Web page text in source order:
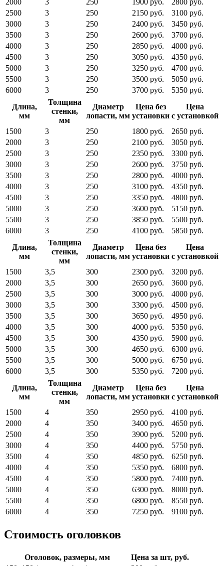
2500
3 250 2150 руб.
3100 руб.
3000
3 250 2400 руб.
3450 руб.
3500
3 250 2600 руб.
3700 руб.
4000
3 250 2850 руб.
4000 руб.
4500
3 250 3050 руб.
4350 руб.
5000
3 250 3250 руб.
4700 руб.
5500
3 250 3500 руб.
5050 руб.
6000
3 250 3700 руб.
5350 руб.
Длина,
мм
Толщина
стенки,
мм
Диаметр
лопасти, мм
Цена без
установки
Цена
с установкой
1500
3 250 1800 руб.
2650 руб.
2000
3 250 2100 руб.
3050 руб.
2500
3 250 2350 руб.
3300 руб.
3000
3 250 2600 руб.
3750 руб.
3500
3 250 2800 руб.
4000 руб.
4000
3 250 3100 руб.
4350 руб.
4500
3 250 3350 руб.
4800 руб.
5000
3 250 3600 руб.
5150 руб.
5500
3 250 3850 руб.
5500 руб.
6000
3 250 4100 руб.
5850 руб.
Длина,
мм
Толщина
стенки,
мм
Диаметр
лопасти, мм
Цена без
установки
Цена
с установкой
1500
3,5 300 2300 руб.
3200 руб.
2000
3,5 300 2650 руб.
3600 руб.
2500
3,5 300 3000 руб.
4000 руб.
3000
3,5 300 3300 руб.
4500 руб.
3500
3,5 300 3650 руб.
4950 руб.
4000
3,5 300 4000 руб.
5350 руб.
4500
3,5 300 4350 руб.
5900 руб.
5000
3,5 300 4650 руб.
6300 руб.
5500
3,5 300 5000 руб.
6750 руб.
6000
3,5 300 5350 руб.
7200 руб.
Длина,
мм
Толщина
стенки,
мм
Диаметр
лопасти, мм
Цена без
установки
Цена
с установкой
1500
4 350 2950 руб.
4100 руб.
2000
4 350 3400 руб.
4650 руб.
2500
4 350 3900 руб.
5200 руб.
3000
4 350 4400 руб.
5750 руб.
3500
4 350 4850 руб.
6250 руб.
4000
4 350 5350 руб.
6800 руб.
4500
4 350 5800 руб.
7400 руб.
5000
4 350 6300 руб.
8000 руб.
5500
4 350 6800 руб.
8550 руб.
6000
4 350 7250 руб. 9100 руб.
Стоимость оголовков
Оголовок, размеры, мм
Цена за шт, руб.